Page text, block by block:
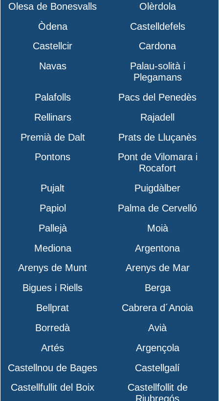
Olesa de Bonesvalls
Olèrdola
Òdena
Castelldefels
Castellcir
Cardona
Navas
Palau-solità i
Plegamans
Palafolls
Pacs del Penedès
Rellinars
Rajadell
Premià de Dalt
Prats de Lluçanès
Pontons
Pont de Vilomara i
Rocafort
Pujalt
Puigdàlber
Papiol
Palma de Cervelló
Pallejà
Moià
Mediona
Argentona
Arenys de Munt
Arenys de Mar
Bigues i Riells
Berga
Bellprat
Cabrera d´Anoia
Borredà
Avià
Artés
Argençola
Castellnou de Bages
Castellgalí
Castellfullit del Boix
Castellfollit de
Riubregós